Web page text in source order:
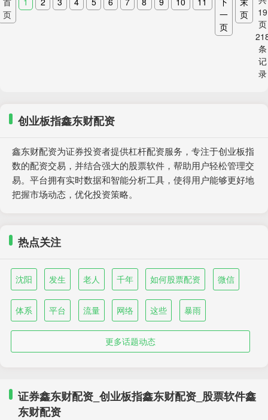
页
一
页
页
19
页
条
记
录
创业板指鑫东财配资
鑫东财配资为证券投资者提供杠杆配资服务，专注于创业板指
数的配资交易，并结合强大的股票软件，帮助用户轻松管理交
易。平台拥有实时数据和智能分析工具，使得用户能够更好地
把握市场动态，优化投资策略。
热点关注
沈阳 发生 老人 千年 如何股票配资 微信
体系 平台 流量 网络 这些 暴雨
更多话题动态
证券鑫东财配资_创业板指鑫东财配资_股票软件鑫
东财配资